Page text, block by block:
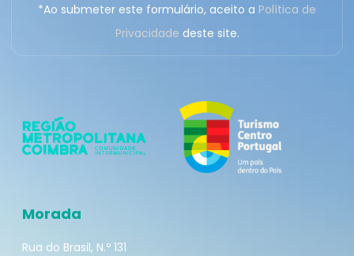
*Ao submeter este formulário, aceito a Política de
Privacidade deste site.
Morada
Rua do Brasil, N.º 131